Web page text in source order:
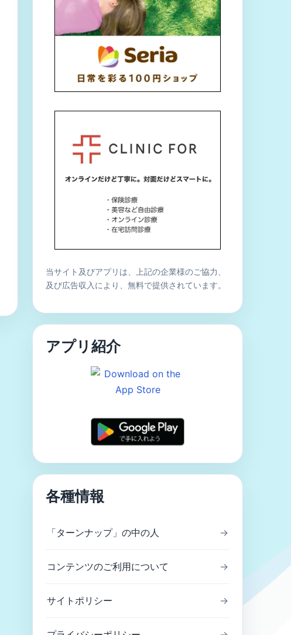
当サイト及びアプリは、上記の企業様のご協力、
及び広告収入により、無料で提供されています。
アプリ紹介
各種情報
「ターンナップ」の中の人 →
コンテンツのご利用について →
サイトポリシー →